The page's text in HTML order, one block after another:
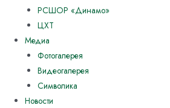
РСШОР «Динамо»
ЦХТ
Медиа
Фотогалерея
Видеогалерея
Символика
Новости